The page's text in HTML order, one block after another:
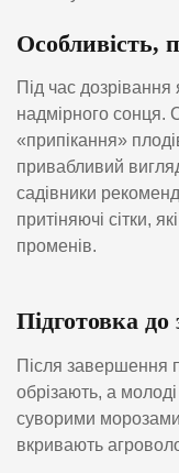
Особливість,
Під час
надмірного сонця.
«припікання»
привабливий
садівники
притіняючі сітки,
променів.
Підготовка до
Після завершення
обрізають, а молоді
суворими морозами
вкривають